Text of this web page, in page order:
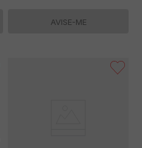
AVISE-ME